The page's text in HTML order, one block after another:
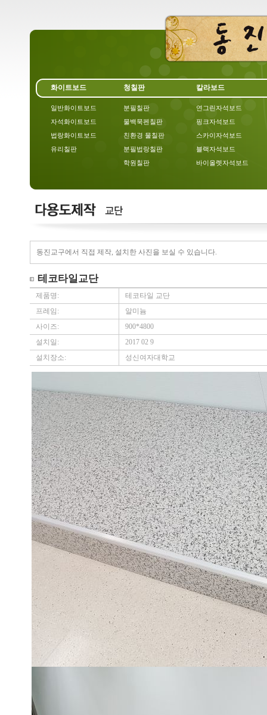
화이트보드
일반화이트보드
자석화이트보드
법랑화이트보드
유리칠판
청칠판
분필칠판
물백묵펜칠판
친환경 물칠판
분필법랑칠판
학원칠판
칼라보드
연그린자석보드
핑크자석보드
스카이자석보드
블랙자석보드
바이올렛자석보드
동진교구에서 직접 제작, 설치한 사진을 보실 수 있습니다.
테코타일교단
제품명:
테코타일 교단
프레임:
알미늄
사이즈:
900*4800
설치일:
2017 02 9
설치장소:
성신여자대학교